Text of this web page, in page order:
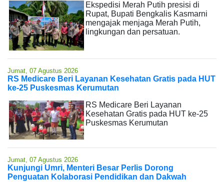
Ekspedisi Merah Putih presisi di
Rupat, Bupati Bengkalis Kasmarni
mengajak menjaga Merah Putih,
lingkungan dan persatuan.
Jumat, 07 Agustus 2026
RS Medicare Beri Layanan Kesehatan Gratis pada HUT
ke-25 Puskesmas Kerumutan
RS Medicare Beri Layanan
Kesehatan Gratis pada HUT ke-25
Puskesmas Kerumutan
Jumat, 07 Agustus 2026
Kunjungi Umri, Menteri Besar Perlis Dorong
Penguatan Kolaborasi Pendidikan dan Dakwah